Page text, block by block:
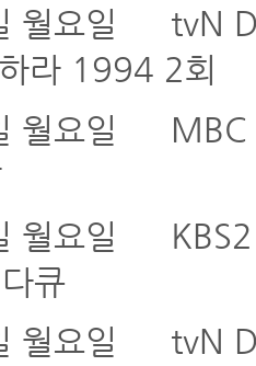
월요일
tvN
라 1994 2회
월요일
MBC
월요일
KBS2
큐
월요일
tvN